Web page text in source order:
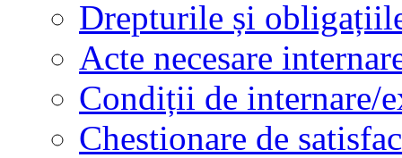
Drepturile și
Acte necesare
Condiții de internare/
Chestionare de